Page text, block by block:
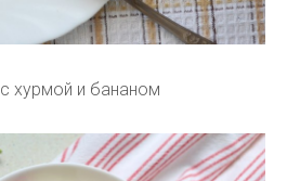
хурмой и бананом